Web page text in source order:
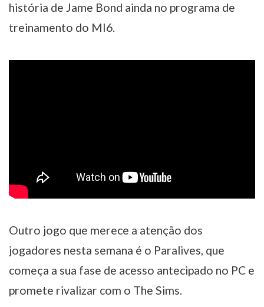
história de Jame Bond ainda no programa de
treinamento do MI6.
Outro jogo que merece a atenção dos
jogadores nesta semana é o Paralives, que
começa a sua fase de acesso antecipado no PC e
promete rivalizar com o The Sims.